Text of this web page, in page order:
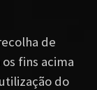
de
fins acima
do